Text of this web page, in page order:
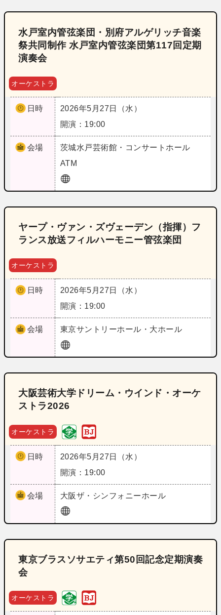
水戸室内管弦楽団・別府アルゲリッチ音楽
祭共同制作 水戸室内管弦楽団第117回定期
演奏会
オーケストラ
日時
2026年5月27日（水）
開演：19:00
会場 茨城水戸芸術館・コンサートホール
ATM
ヤープ・ヴァン・ズヴェーデン（指揮）フ
ランス放送フィルハーモニー管弦楽団
オーケストラ
日時
2026年5月27日（水）
開演：19:00
会場 東京サントリーホール・大ホール
大阪芸術大学ドリーム・ウインド・オーケ
ストラ2026
オーケストラ
日時
2026年5月27日（水）
開演：19:00
会場 大阪ザ・シンフォニーホール
東京ブラスソサエティ第50回記念定期演奏
会
オーケストラ